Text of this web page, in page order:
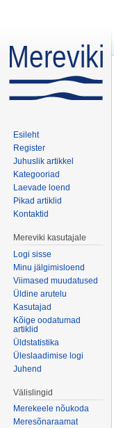
Esileht
Register
Juhuslik artikkel
Kategooriad
Laevade loend
Pikad artiklid
Kontaktid
Mereviki kasutajale
Logi sisse
Minu jälgimisloend
Viimased muudatused
Üldine arutelu
Kasutajad
Kõige oodatumad
artiklid
Üldstatistika
Üleslaadimise logi
Juhend
Välislingid
Merekeele nõukoda
Meresõnaraamat